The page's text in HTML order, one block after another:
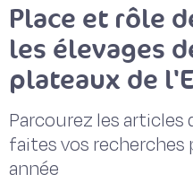
Place et rôle
les élevages
plateaux de
Parcourez les articles
faites vos
année